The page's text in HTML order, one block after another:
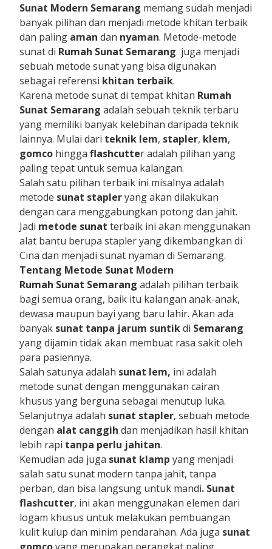
Sunat Modern Semarang memang sudah menjadi
banyak pilihan dan menjadi metode khitan terbaik
dan paling aman dan nyaman. Metode-metode
sunat di Rumah Sunat Semarang juga menjadi
sebuah metode sunat yang bisa digunakan
sebagai referensi khitan terbaik.
Karena metode sunat di tempat khitan Rumah
Sunat Semarang adalah sebuah teknik terbaru
yang memiliki banyak kelebihan daripada teknik
lainnya. Mulai dari teknik lem, stapler, klem,
gomco hinggaflashcutter adalah pilihan yang
paling tepat untuk semua kalangan.
Salah satu pilihan terbaik ini misalnya adalah
metode sunat stapleryang akan dilakukan
dengan cara menggabungkan potong dan jahit.
Jadi metode sunat terbaik ini akan menggunakan
alat bantu berupa stapler yang dikembangkan di
Cina dan menjadi sunat nyaman di Semarang.
Tentang Metode Sunat Modern
Rumah Sunat Semarang adalah pilihan terbaik
bagi semua orang, baik itu kalangan anak-anak,
dewasa maupun bayi yang baru lahir. Akan ada
banyak sunat tanpa jarum suntikdi Semarang
yang dijamin tidak akan membuat rasa sakit oleh
para pasiennya.
Salah satunya adalah sunat lem, ini adalah
metode sunat dengan menggunakan cairan
khusus yang berguna sebagai menutup luka.
Selanjutnya adalah sunat stapler, sebuah metode
dengan alat canggih dan menjadikan hasil khitan
lebih rapi tanpa perlu jahitan.
Kemudian ada juga sunat klampyang menjadi
salah satu sunat modern tanpa jahit, tanpa
perban, dan bisa langsung untuk mandi. Sunat
flashcutter, ini akan menggunakan elemen dari
logam khusus untuk melakukan pembuangan
kulit kulup dan minim pendarahan. Ada juga sunat